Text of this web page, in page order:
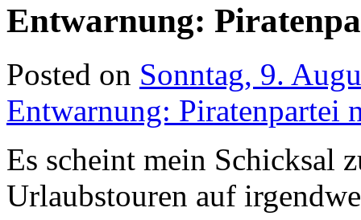
Entwarnung:
Posted on Sonntag, 9.
Entwarnung: Piratenpartei
Es scheint mein Schicksal
Urlaubstouren auf